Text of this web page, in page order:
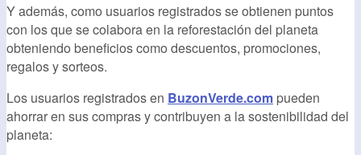
Y además, como usuarios registrados se obtienen puntos
con los que se colabora en la reforestación del planeta
obteniendo beneficios como descuentos, promociones,
regalos y sorteos.
Los usuarios registrados en BuzonVerde.com pueden
ahorrar en sus compras y contribuyen a la sostenibilidad del
planeta: